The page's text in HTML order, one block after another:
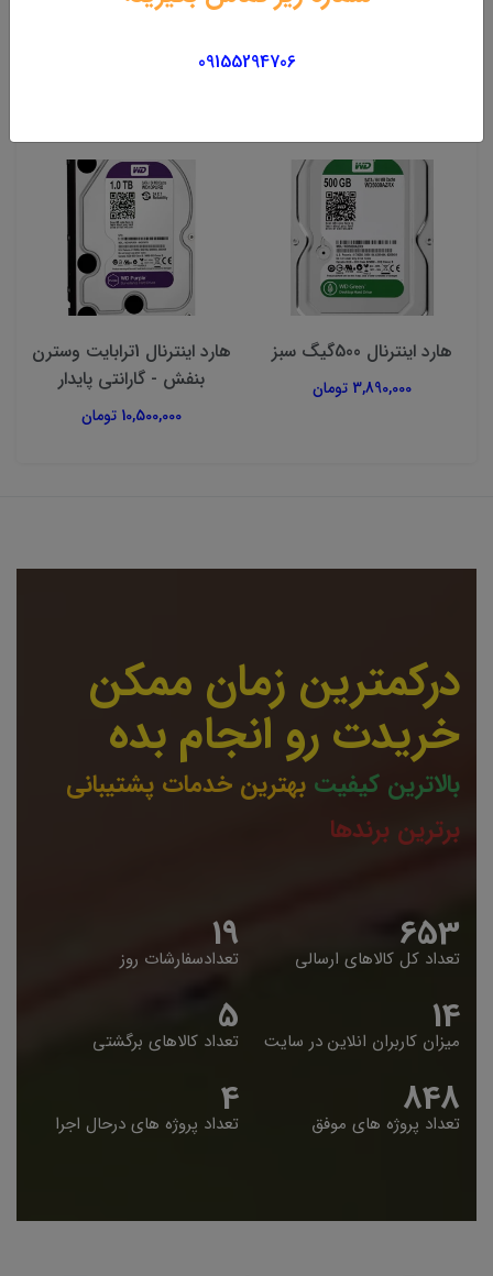
09155294706
هارد اینترنال 500گیگ سبز
3,890,000 تومان
هارد اینترنال 1ترابایت وسترن
بنفش - گارانتی پایدار
10,500,000 تومان
درکمترین زمان ممکن
خریدت رو انجام بده
بالاترین کیفیت بهترین خدمات پشتیبانی
برترین برندها
653
تعداد کل کالاهای ارسالی 19
تعدادسفارشات روز
14
میزان کاربران انلاین در سایت 5
تعداد کالاهای برگشتی
848
تعداد پروژه های موفق 4
تعداد پروژه های درحال اجرا